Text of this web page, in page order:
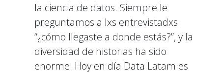
la ciencia de datos. Siempre le
preguntamos a lxs entrevistadxs
“¿cómo llegaste a donde estás?”, y la
diversidad de historias ha sido
enorme. Hoy en día Data Latam es